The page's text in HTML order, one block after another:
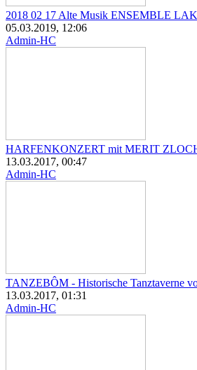
2018 02 17 Alte Musik ENSEMBLE
05.03.2019, 12:06
Admin-HC
HARFENKONZERT mit MERIT
13.03.2017, 00:47
Admin-HC
TANZEBÔM - Historische Tanztaverne
13.03.2017, 01:31
Admin-HC